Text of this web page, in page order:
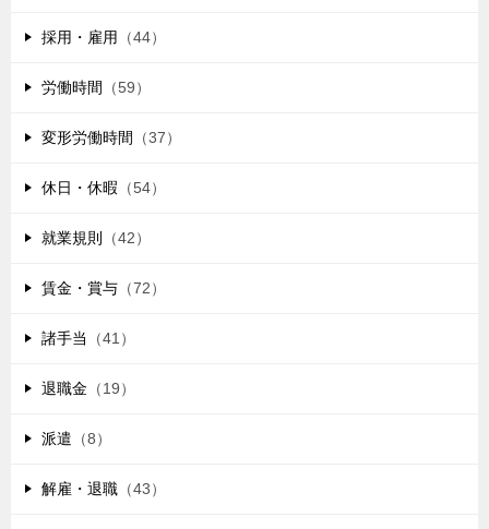
採用・雇用 （44）
労働時間 （59）
変形労働時間 （37）
休日・休暇 （54）
就業規則 （42）
賃金・賞与 （72）
諸手当 （41）
退職金 （19）
派遣 （8）
解雇・退職 （43）